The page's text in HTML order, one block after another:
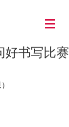
好书写比赛